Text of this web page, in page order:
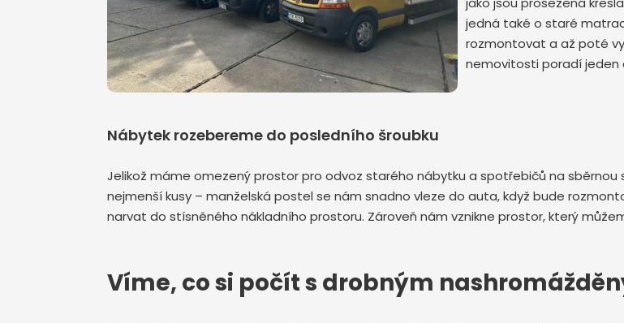
jedná také o staré
rozmontovat a až poté
nemovitosti poradí jeden
Nábytek rozebereme do posledního šroubku
Jelikož máme omezený prostor pro odvoz starého nábytku a spotřebičů na sběrnou
nejmenší kusy – manželská postel se nám snadno vleze do auta, když bude
narvat do stísněného nákladního prostoru. Zároveň nám vznikne prostor, který
Víme, co si počít s drobným